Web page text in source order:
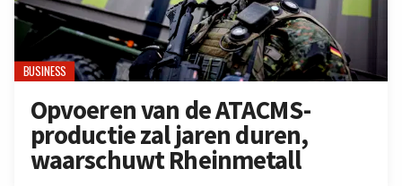
BUSINESS
Opvoeren van de ATACMS-
productie zal jaren duren,
waarschuwt Rheinmetall